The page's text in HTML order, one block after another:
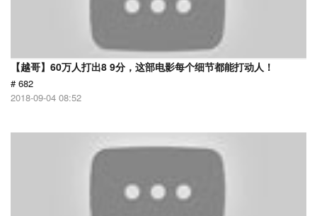
【越哥】60万人打出8 9分，这部电影每个细节都能打动人！
# 682
2018-09-04 08:52